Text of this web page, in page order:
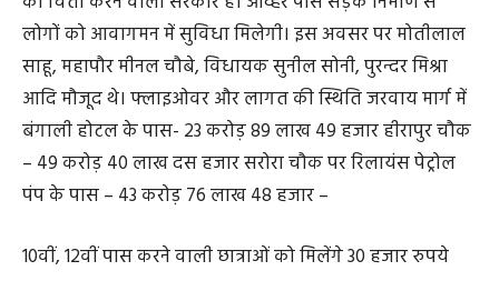
रायपुर शहर को राजधानी के अनुरूप विकसित करने की दिशा में
आगे ले जा रहे हैं। विधायक राजेश मूणत ने कहा कि गरीब परिवारों
की चिंता करने वाली सरकार है। ओव्हर पास सड़क निर्माण से
लोगों को आवागमन में सुविधा मिलेगी। इस अवसर पर मोतीलाल
साहू, महापौर मीनल चौबे, विधायक सुनील सोनी, पुरन्दर मिश्रा
आदि मौजूद थे। फ्लाइओवर और लागत की स्थिति जरवाय मार्ग में
बंगाली होटल के पास- 23 करोड़ 89 लाख 49 हजार हीरापुर चौक
– 49 करोड़ 40 लाख दस हजार सरोरा चौक पर रिलायंस पेट्रोल
पंप के पास – 43 करोड़ 76 लाख 48 हजार –